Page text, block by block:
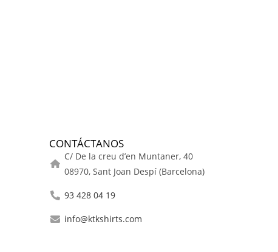
CONTÁCTANOS
C/ De la creu d’en Muntaner, 40
08970, Sant Joan Despí (Barcelona)
93 428 04 19
info@ktkshirts.com